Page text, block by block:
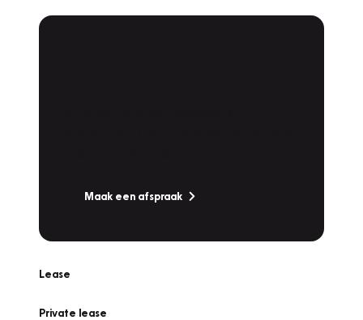
Maak een afspraak
Lease
Private lease